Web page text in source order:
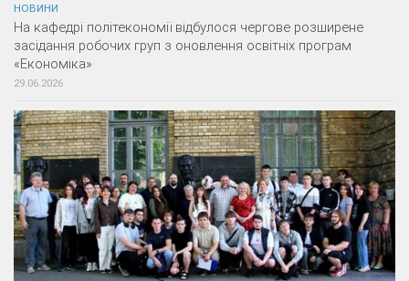
НОВИНИ
На кафедрі політекономії відбулося чергове розширене
засідання робочих груп з оновлення освітніх програм
«Економіка»
29.06.2026